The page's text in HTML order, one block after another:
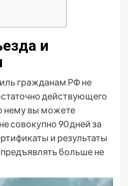
и
гражданам РФ не
действующего
нему вы можете
совокупно 90 дней за
и результаты
больше не